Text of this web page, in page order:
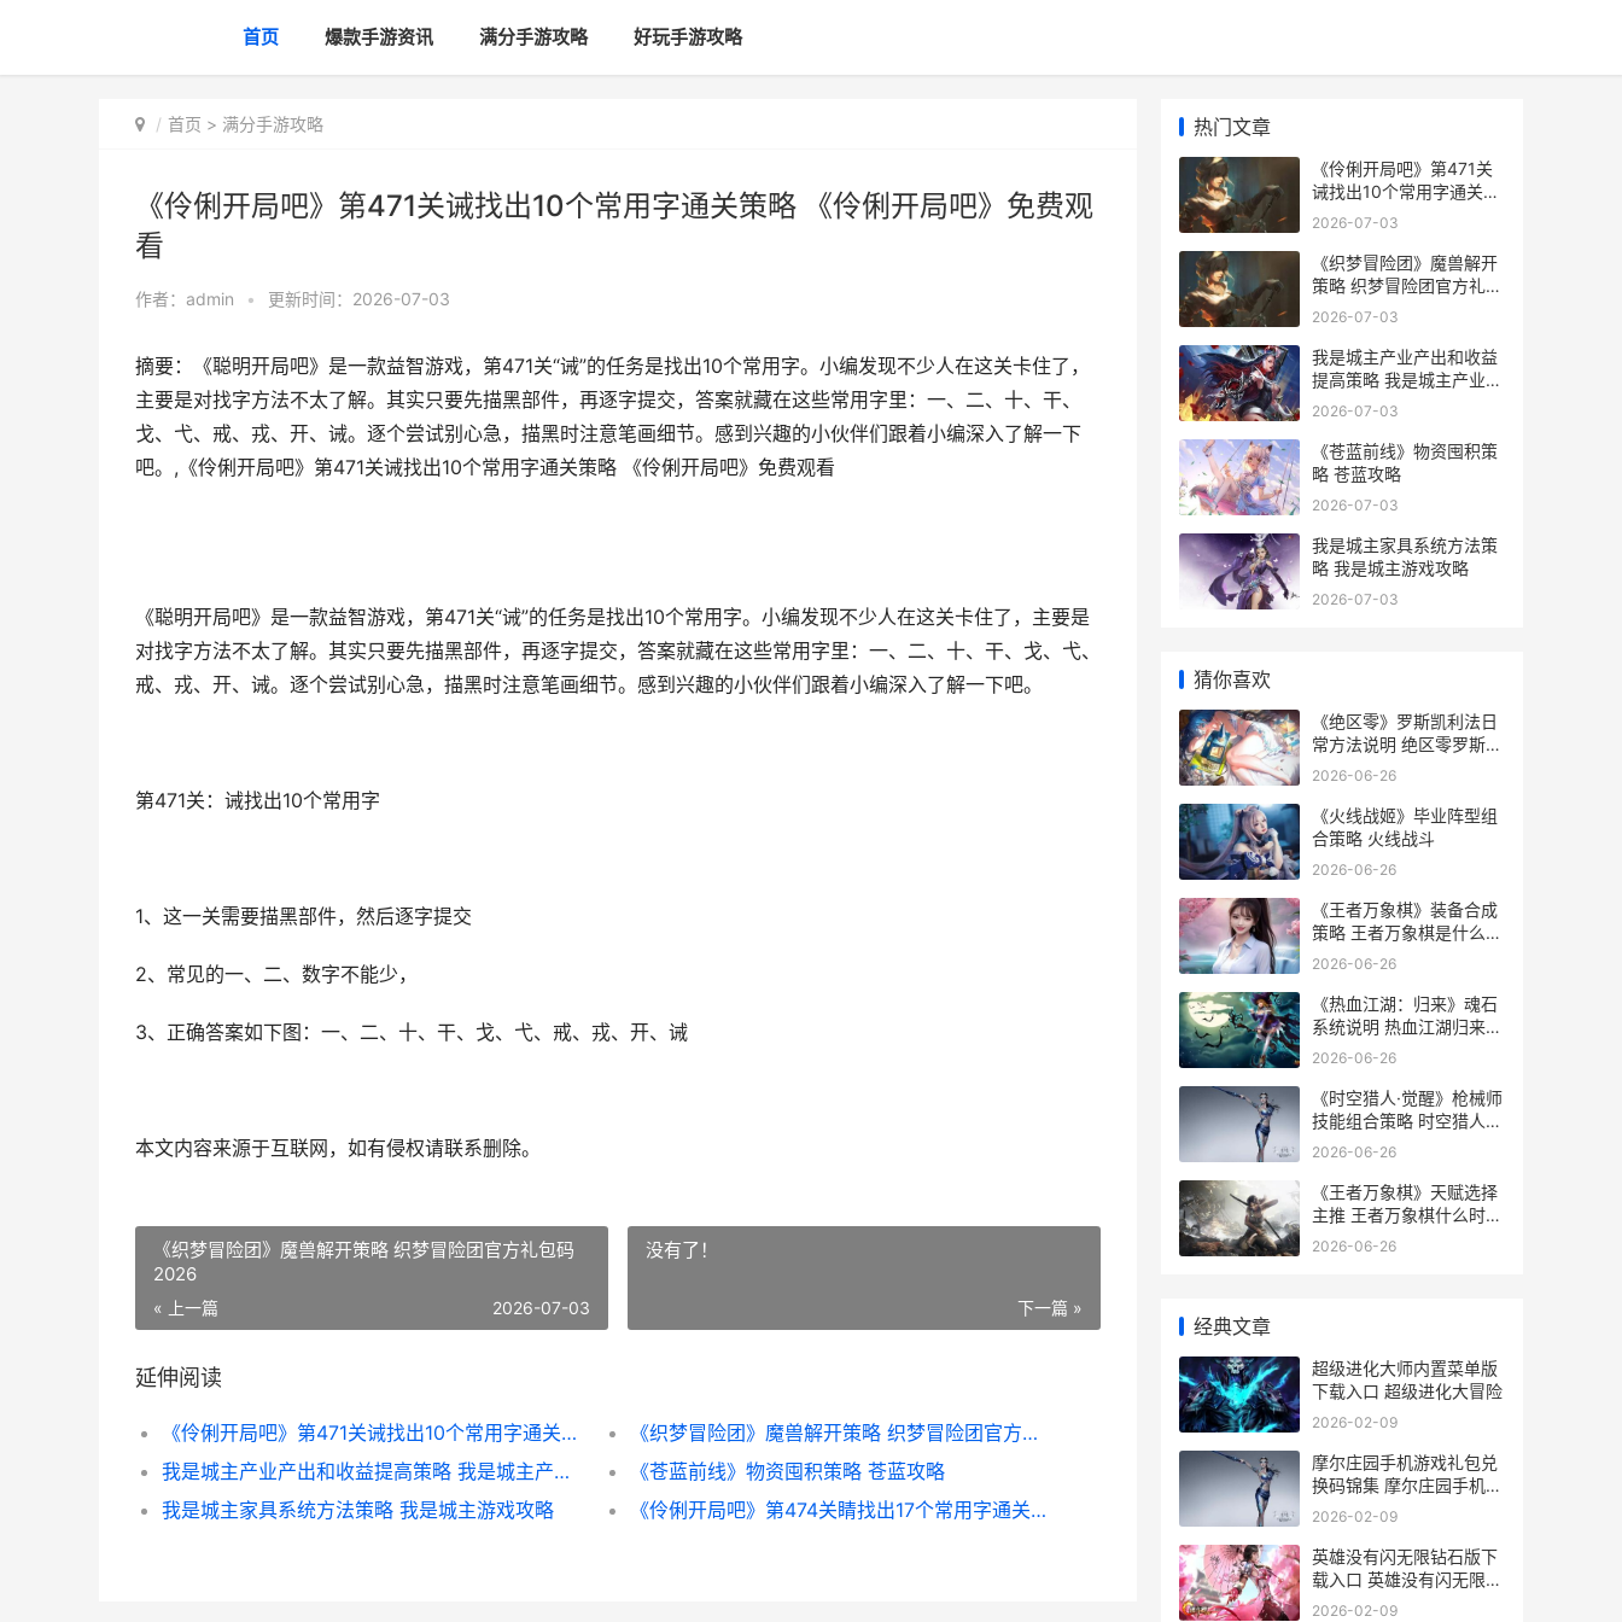
首页 爆款手游资讯 满分手游攻略 好玩手游攻略
首页 > 满分手游攻略
《伶俐开局吧》第471关诫找出10个常用字通关策略 《伶俐开局吧》免费观
看
作者： admin • 更新时间：2026-07-03
摘要：《聪明开局吧》是一款益智游戏，第471关“诫”的任务是找出10个常用字。小编发现不少人在这关卡住了，
主要是对找字方法不太了解。其实只要先描黑部件，再逐字提交，答案就藏在这些常用字里：一、二、十、干、
戈、弋、戒、戎、开、诫。逐个尝试别心急，描黑时注意笔画细节。感到兴趣的小伙伴们跟着小编深入了解一下
吧。,《伶俐开局吧》第471关诫找出10个常用字通关策略 《伶俐开局吧》免费观看
《聪明开局吧》是一款益智游戏，第471关“诫”的任务是找出10个常用字。小编发现不少人在这关卡住了，主要是
对找字方法不太了解。其实只要先描黑部件，再逐字提交，答案就藏在这些常用字里：一、二、十、干、戈、弋、
戒、戎、开、诫。逐个尝试别心急，描黑时注意笔画细节。感到兴趣的小伙伴们跟着小编深入了解一下吧。
第471关：诫找出10个常用字
1、这一关需要描黑部件，然后逐字提交
2、常见的一、二、数字不能少，
3、正确答案如下图：一、二、十、干、戈、弋、戒、戎、开、诫
本文内容来源于互联网，如有侵权请联系删除。
《织梦冒险团》魔兽解开策略 织梦冒险团官方礼包码
2026
« 上一篇 2026-07-03
没有了！
下一篇 »
延伸阅读
《伶俐开局吧》第471关诫找出10个常用字通关策略 《伶俐开局吧》免费观看
《织梦冒险团》魔兽解开策略 织梦冒险团官方礼包码2026
我是城主产业产出和收益提高策略 我是城主产业产品有哪些
《苍蓝前线》物资囤积策略 苍蓝攻略
我是城主家具系统方法策略 我是城主游戏攻略
《伶俐开局吧》第474关睛找出17个常用字通关策略 《伶俐开局吧》免费观看
热门文章
《伶俐开局吧》第471关
诫找出10个常用字通关策
略 《伶俐开局吧》免费观
2026-07-03
《织梦冒险团》魔兽解开
策略 织梦冒险团官方礼包
码2026
2026-07-03
我是城主产业产出和收益
提高策略 我是城主产业产
品有哪些
2026-07-03
《苍蓝前线》物资囤积策
略 苍蓝攻略
2026-07-03
我是城主家具系统方法策
略 我是城主游戏攻略
2026-07-03
猜你喜欢
《绝区零》罗斯凯利法日
常方法说明 绝区零罗斯凯
利法
2026-06-26
《火线战姬》毕业阵型组
合策略 火线战斗
2026-06-26
《王者万象棋》装备合成
策略 王者万象棋是什么类
型的游戏
2026-06-26
《热血江湖：归来》魂石
系统说明 热血江湖归来兑
换码
2026-06-26
《时空猎人·觉醒》枪械师
技能组合策略 时空猎人视
频介绍
2026-06-26
《王者万象棋》天赋选择
主推 王者万象棋什么时候
上线正式服
2026-06-26
经典文章
超级进化大师内置菜单版
下载入口 超级进化大冒险
2026-02-09
摩尔庄园手机游戏礼包兑
换码锦集 摩尔庄园手机游
戏怎么玩
2026-02-09
英雄没有闪无限钻石版下
载入口 英雄没有闪无限资
源兑换码
2026-02-09